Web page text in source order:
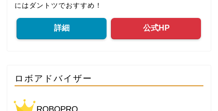
にはダントツでおすすめ！
詳細 公式HP
ロボアドバイザー